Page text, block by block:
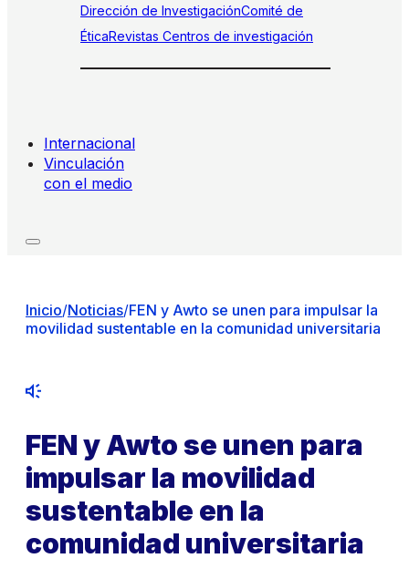
Dirección de InvestigaciónComité de
ÉticaRevistas Centros de investigación
Internacional
Vinculación
con el medio
Inicio/Noticias/FEN y Awto se unen para impulsar la
movilidad sustentable en la comunidad universitaria
FEN y Awto se unen para
impulsar la movilidad
sustentable en la
comunidad universitaria